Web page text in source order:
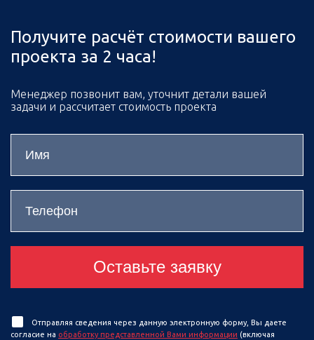
Получите расчёт стоимости вашего
проекта за 2 часа!
Менеджер позвонит вам, уточнит детали вашей
задачи и рассчитает стоимость проекта
Оставьте заявку
Отправляя сведения через данную электронную форму, Вы даете
согласие на обработку представленной Вами информации (включая